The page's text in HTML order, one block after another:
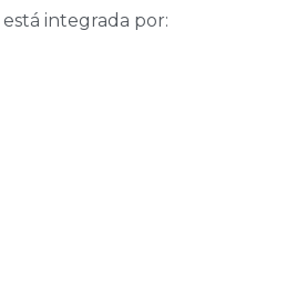
está integrada por: